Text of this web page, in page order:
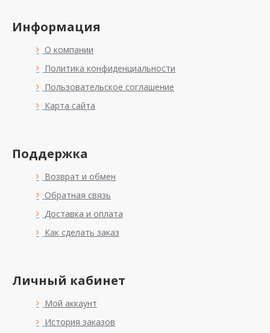
Информация
О компании
Политика конфиденциальности
Пользовательское соглашение
Карта сайта
Поддержка
Возврат и обмен
Обратная связь
Доставка и оплата
Как сделать заказ
Личный кабинет
Мой аккаунт
История заказов